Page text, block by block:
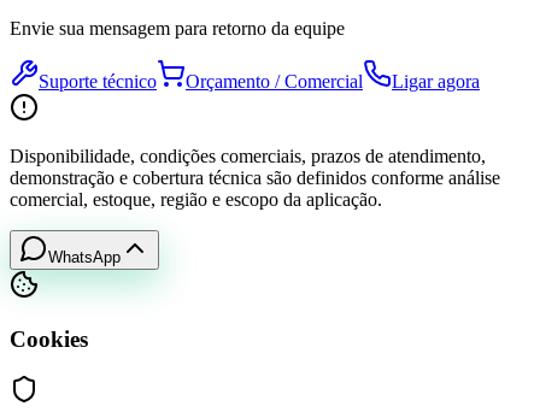
Envie sua mensagem para retorno da equipe
Suporte técnico Orçamento / Comercial Ligar agora
Disponibilidade, condições comerciais, prazos de atendimento,
demonstração e cobertura técnica são definidos conforme análise
comercial, estoque, região e escopo da aplicação.
WhatsApp
Cookies